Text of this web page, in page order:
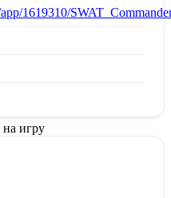
1619310/
игру